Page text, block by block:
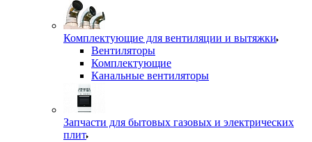
Комплектующие для вентиляции и вытяжки
Вентиляторы
Комплектующие
Канальные вентиляторы
Запчасти для бытовых газовых и электрических
плит